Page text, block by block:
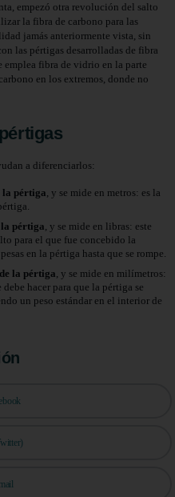
empezó otra revolución del salto
la fibra de carbono para las
jamás anteriormente vista, sin
las pértigas desarrolladas de fibra
emplea fibra de vidrio en la parte
en los extremos, donde no
a diferenciarlos:
la pértiga, y se mide en metros: es la
la pértiga, y se mide en libras: este
para el que fue concebido la
en la pértiga hasta que se rompe.
la pértiga, y se mide en milímetros:
hacer para que la pértiga se
un peso estándar en el interior de